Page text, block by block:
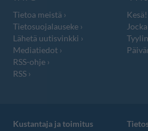
Tietoa meistä
Tietosuojalauseke
Lähetä uutisvinkki
Mediatiedot
RSS-ohje
RSS
Kesä!
Jocka
Kustantaja ja toimitus